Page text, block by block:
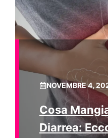
NOVEMBRE 4,
Cosa
Diarrea: